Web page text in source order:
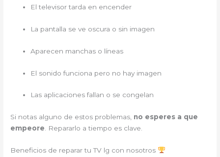
El televisor tarda en encender
La pantalla se ve oscura o sin imagen
Aparecen manchas o líneas
El sonido funciona pero no hay imagen
Las aplicaciones fallan o se congelan
Si notas alguno de estos problemas, no esperes a que
empeore. Repararlo a tiempo es clave.
Beneficios de reparar tu TV lg con nosotros